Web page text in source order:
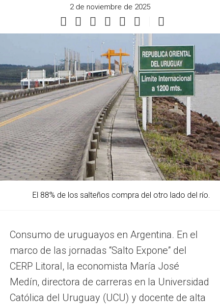
2 de noviembre de 2025
El 88% de los salteños compra del otro lado del río.
Consumo de uruguayos en Argentina. En el
marco de las jornadas “Salto Expone” del
CERP Litoral, la economista María José
Medín, directora de carreras en la Universidad
Católica del Uruguay (UCU) y docente de alta